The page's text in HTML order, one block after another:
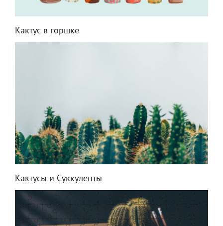
Кактус в горшке
Кактусы и Суккуленты